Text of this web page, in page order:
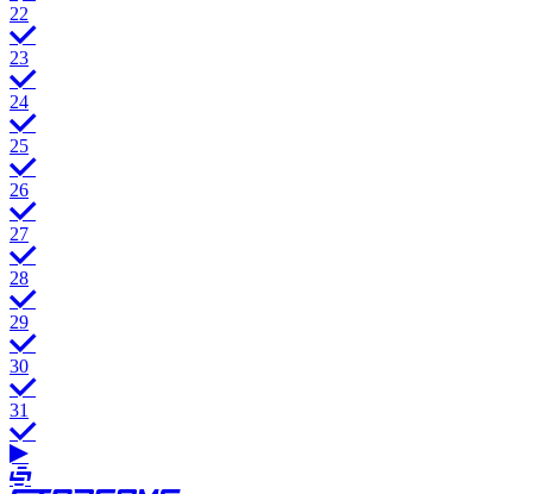
22
23
24
25
26
27
28
29
30
31